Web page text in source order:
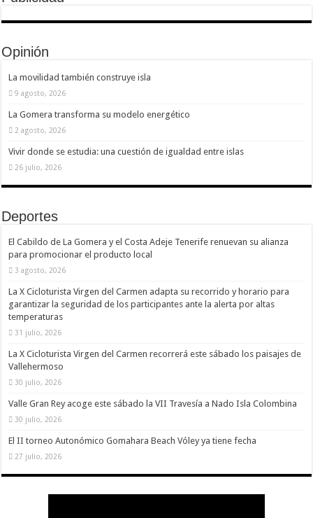
Opinión
La movilidad también construye isla
9 agosto, 2026
La Gomera transforma su modelo energético
2 agosto, 2026
Vivir donde se estudia: una cuestión de igualdad entre islas
26 julio, 2026
Deportes
El Cabildo de La Gomera y el Costa Adeje Tenerife renuevan su alianza
para promocionar el producto local
3 agosto, 2026
La X Cicloturista Virgen del Carmen adapta su recorrido y horario para
garantizar la seguridad de los participantes ante la alerta por altas
temperaturas
31 julio, 2026
La X Cicloturista Virgen del Carmen recorrerá este sábado los paisajes de
Vallehermoso
30 julio, 2026
Valle Gran Rey acoge este sábado la VII Travesía a Nado Isla Colombina
30 julio, 2026
El II torneo Autonómico Gomahara Beach Vóley ya tiene fecha
27 julio, 2026